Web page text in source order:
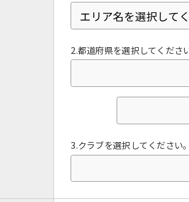
2.都道府県を選択してください
3.クラブを選択してください。